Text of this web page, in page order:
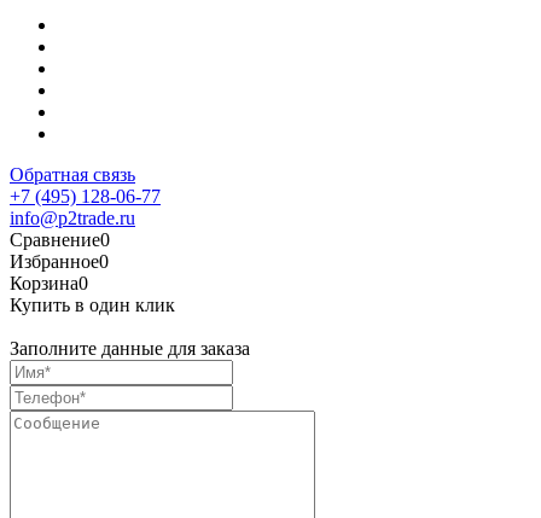
Обратная связь
+7 (495) 128-06-77
info@p2trade.ru
Сравнение0
Избранное0
Корзина0
Купить в один клик
Заполните данные для заказа